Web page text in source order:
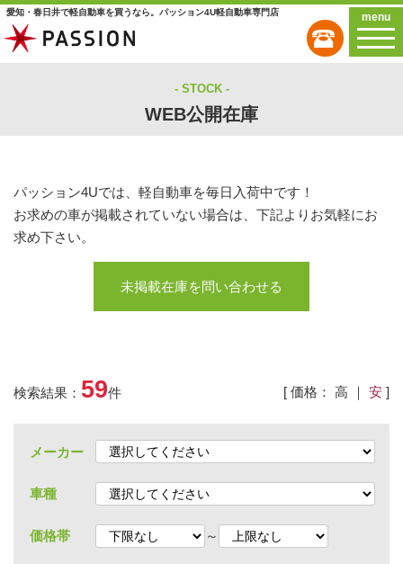
愛知・春日井で軽自動車を買うなら。パッション4U軽自動車専門店 menu
STOCK
WEB公開在庫
パッション4Uでは、軽自動車を毎日入荷中です！
お求めの車が掲載されていない場合は、下記よりお気軽にお
求め下さい。
未掲載在庫を問い合わせる
検索結果： 59件 [ 価格： 高 ｜ 安 ]
メーカー
車種
価格帯 ～